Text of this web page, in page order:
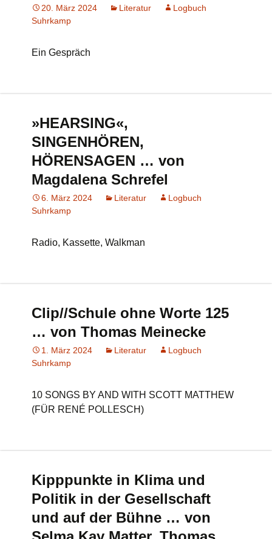
20. März 2024 Literatur
Logbuch
Suhrkamp
Ein Gespräch
»HEARSING«,
SINGENHÖREN,
HÖRENSAGEN … von
Magdalena Schrefel
6. März 2024 Literatur
Logbuch
Suhrkamp
Radio, Kassette, Walkman
Clip//Schule ohne Worte 125
… von Thomas Meinecke
1. März 2024 Literatur
Logbuch
Suhrkamp
10 SONGS BY AND WITH SCOTT MATTHEW
(FÜR RENÉ POLLESCH)
Kipppunkte in Klima und
Politik in der Gesellschaft
und auf der Bühne … von